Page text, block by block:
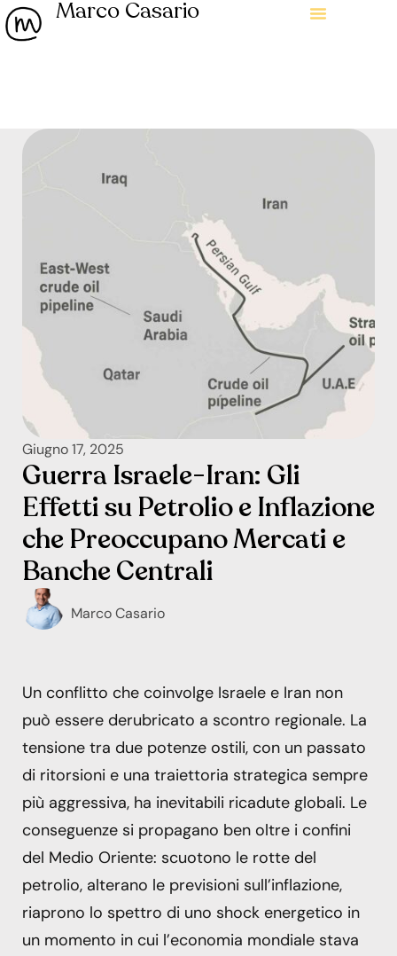
Marco Casario
Giugno 17, 2025
Guerra Israele-Iran: Gli
Effetti su Petrolio e Inflazione
che Preoccupano Mercati e
Banche Centrali
Marco Casario
Un conflitto che coinvolge Israele e Iran non
può essere derubricato a scontro regionale. La
tensione tra due potenze ostili, con un passato
di ritorsioni e una traiettoria strategica sempre
più aggressiva, ha inevitabili ricadute globali. Le
conseguenze si propagano ben oltre i confini
del Medio Oriente: scuotono le rotte del
petrolio, alterano le previsioni sull’inflazione,
riaprono lo spettro di uno shock energetico in
un momento in cui l’economia mondiale stava